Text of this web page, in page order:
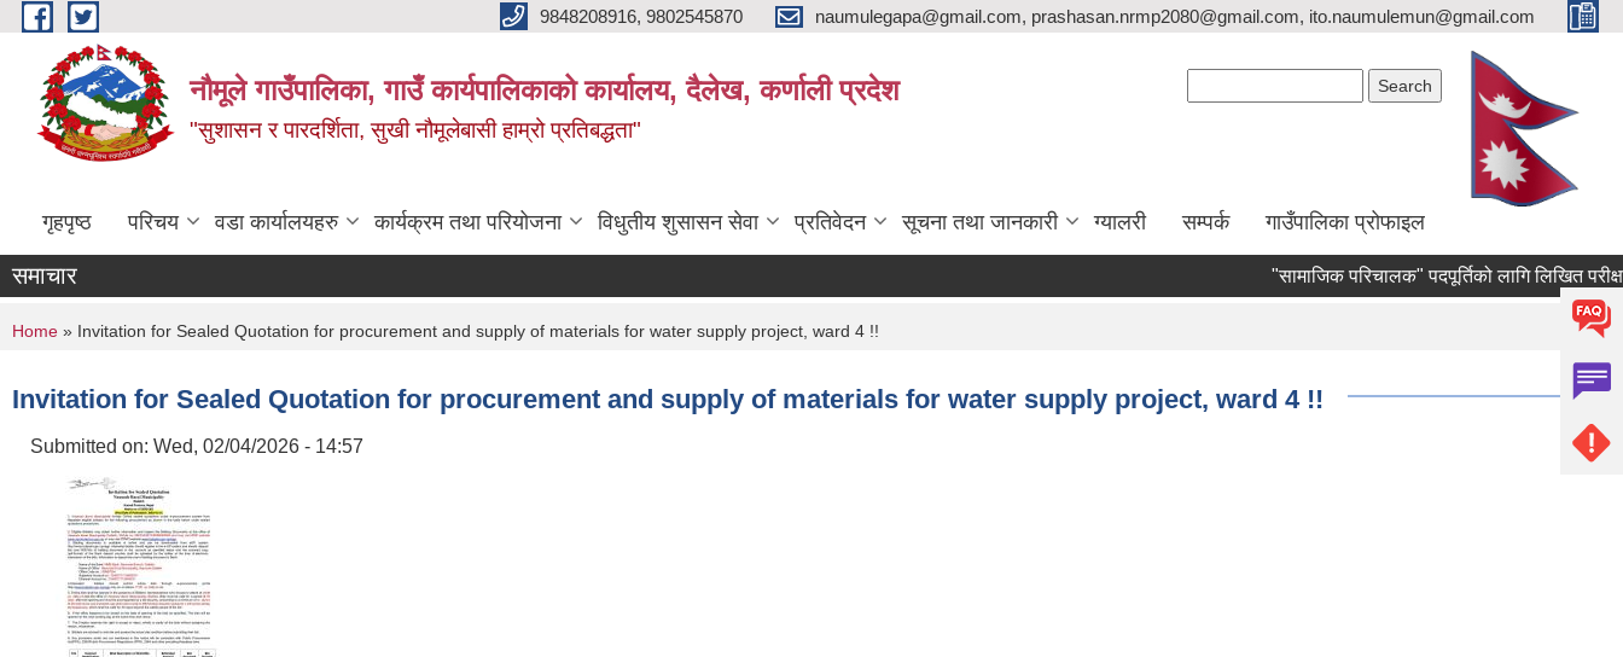
Skip to main content 9848208916, 9802545870 naumulegapa@gmail.com, prashasan.nrmp2080@gmail.com, ito.naumulemun@gmail.com
नौमूले गाउँपालिका, गाउँ कार्यपालिकाको कार्यालय, दैलेख, कर्णाली प्रदेश
"सुशासन र पारदर्शिता, सुखी नौमूलेबासी हाम्रो प्रतिबद्धता"
गृहपृष्ठ परिचय वडा कार्यालयहरु कार्यक्रम तथा परियोजना विधुतीय शुसासन सेवा प्रतिवेदन सूचना तथा जानकारी ग्यालरी सम्पर्क गाउँपालिका प्रोफाइल
समाचार "सामाजिक परिचालक" पदपूर्तिको लागि लिखित परीक्षा
You are here
Home » Invitation for Sealed Quotation for procurement and supply of materials for water supply project, ward 4 !!
Invitation for Sealed Quotation for procurement and supply of materials for water supply project, ward 4 !!
Submitted on: Wed, 02/04/2026 - 14:57